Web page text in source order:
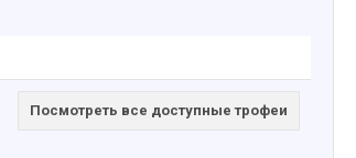
Посмотреть все доступные трофеи